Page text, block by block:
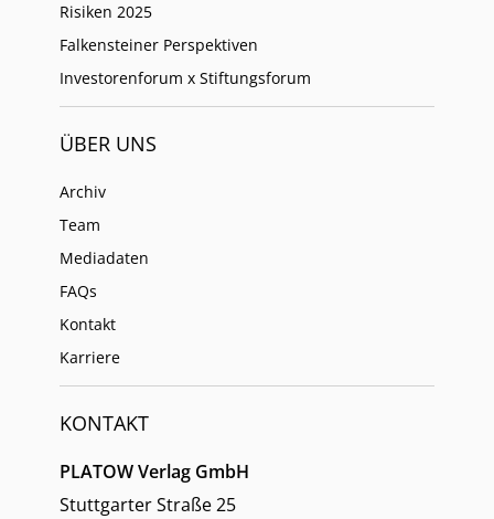
Risiken 2025
Falkensteiner Perspektiven
Investorenforum x Stiftungsforum
ÜBER UNS
Archiv
Team
Mediadaten
FAQs
Kontakt
Karriere
KONTAKT
PLATOW Verlag GmbH
Stuttgarter Straße 25